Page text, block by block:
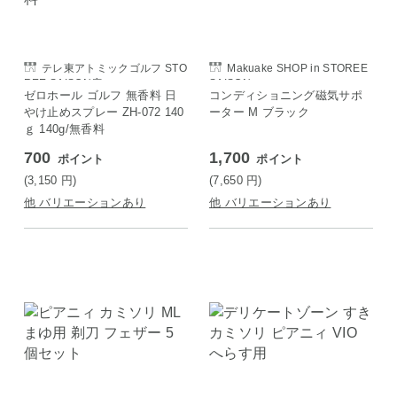
テレ東アトミックゴルフ STO
REE SAISON店
ゼロホール ゴルフ 無香料 日
やけ止めスプレー ZH-072 140
ｇ 140g/無香料
700 ポイント
(3,150 円)
他 バリエーションあり
Makuake SHOP in STOREE
SAISON
コンディショニング磁気サポ
ーター M ブラック
1,700 ポイント
(7,650 円)
他 バリエーションあり